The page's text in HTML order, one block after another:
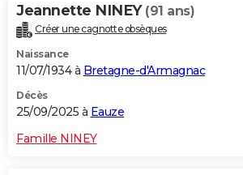
Jeannette NINEY (91 ans)
Créer une cagnotte obsèques
Naissance
11/07/1934 à Bretagne-d'Armagnac
Décès
25/09/2025 à Eauze
Famille NINEY